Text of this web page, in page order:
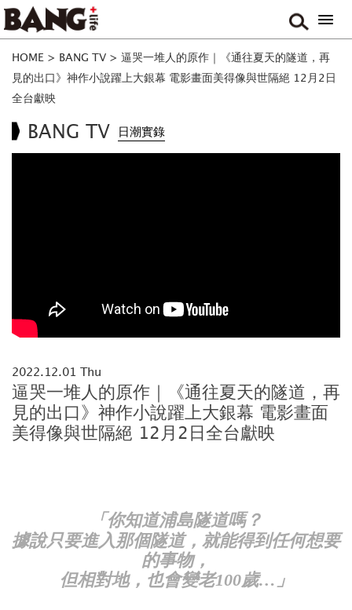
HOME > BANG TV > 逼哭一堆人的原作｜《通往夏天的隧道，再
見的出口》神作小說躍上大銀幕 電影畫面美得像與世隔絕 12月2日
全台獻映
BANG TV 日潮實錄
2022.12.01 Thu
逼哭一堆人的原作｜《通往夏天的隧道，再
見的出口》神作小說躍上大銀幕 電影畫面
美得像與世隔絕 12月2日全台獻映
「你知道浦島隧道嗎？
據說只要進入那個隧道，就能得到任何想要
的事物，
但相對地，也會變老100歲…」